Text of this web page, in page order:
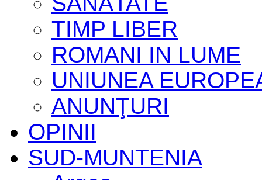
TIMP LIBER
ROMANI IN LUME
UNIUNEA
ANUNŢURI
OPINII
SUD-MUNTENIA